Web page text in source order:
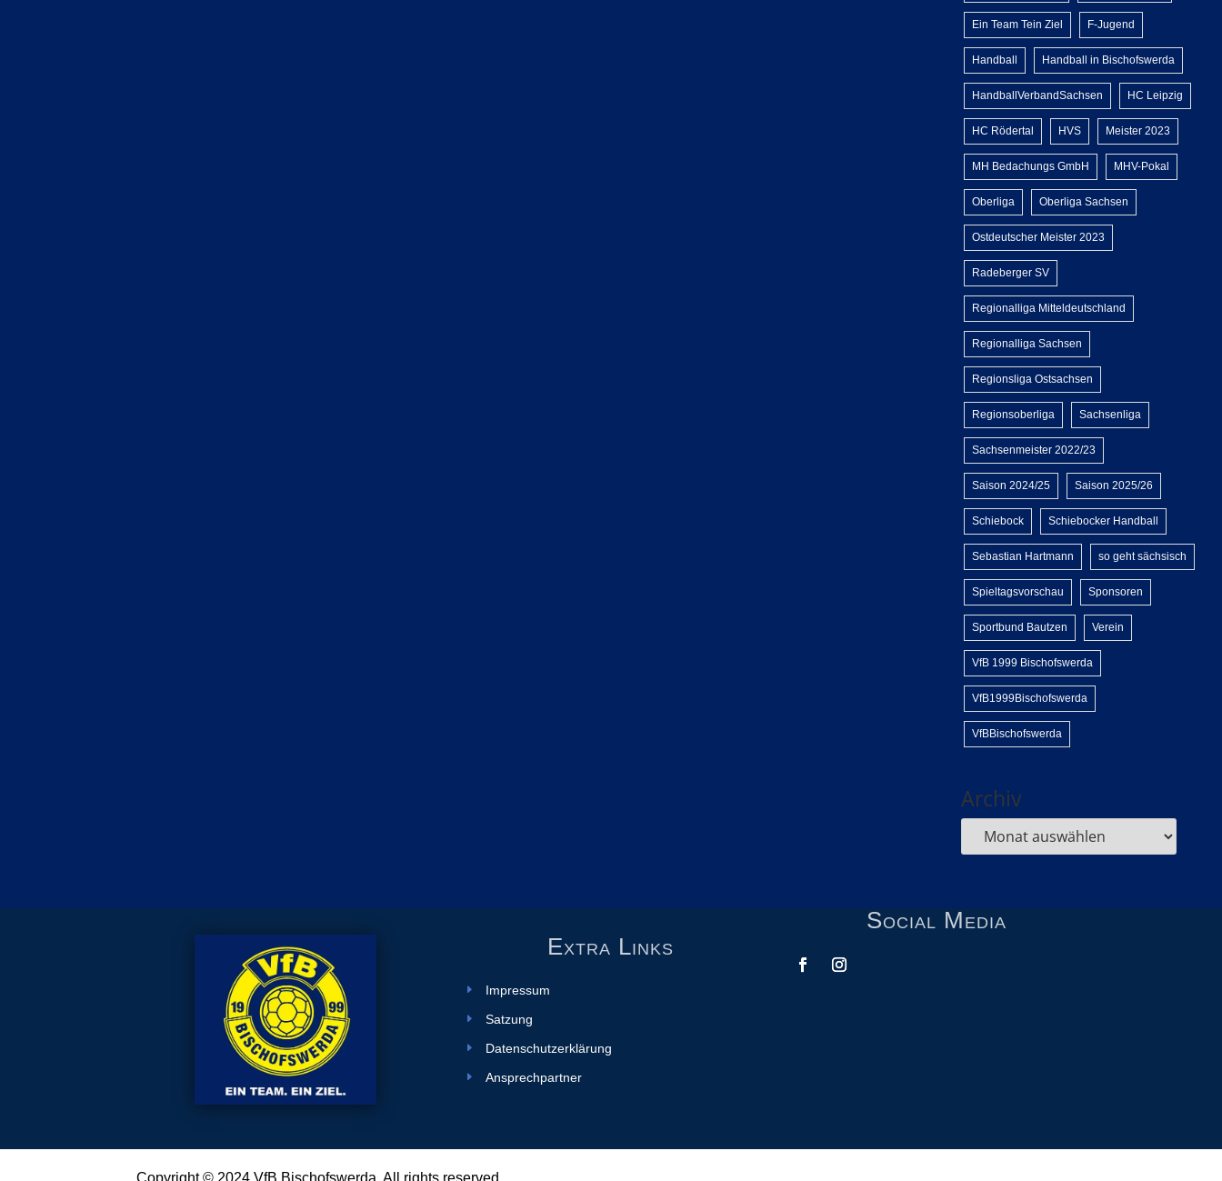
Ein Team Tein Ziel F-Jugend
Handball Handball in Bischofswerda
HandballVerbandSachsen HC Leipzig
HC Rödertal HVS Meister 2023
MH Bedachungs GmbH MHV-Pokal
Oberliga Oberliga Sachsen
Ostdeutscher Meister 2023
Radeberger SV
Regionalliga Mitteldeutschland
Regionalliga Sachsen
Regionsliga Ostsachsen
Regionsoberliga Sachsenliga
Sachsenmeister 2022/23
Saison 2024/25 Saison 2025/26
Schiebock Schiebocker Handball
Sebastian Hartmann so geht sächsisch
Spieltagsvorschau Sponsoren
Sportbund Bautzen Verein
VfB 1999 Bischofswerda
VfB1999Bischofswerda
VfBBischofswerda
Archiv
Extra Links
Impressum
Satzung
Datenschutzerklärung
Ansprechpartner
Social Media
Copyright © 2024 VfB Bischofswerda . All rights reserved.